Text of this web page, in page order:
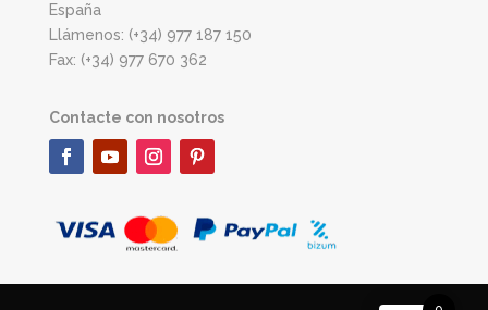
España
Llámenos: (+34) 977 187 150
Fax: (+34) 977 670 362
Contacte con nosotros